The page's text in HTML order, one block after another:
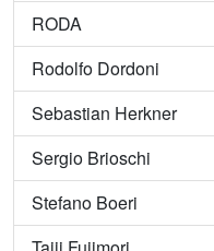
RODA
Rodolfo Dordoni
Sebastian Herkner
Sergio Brioschi
Stefano Boeri